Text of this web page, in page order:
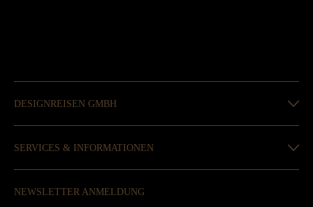
DESIGNREISEN GMBH
SERVICES & INFORMATIONEN
NEWSLETTER ANMELDUNG